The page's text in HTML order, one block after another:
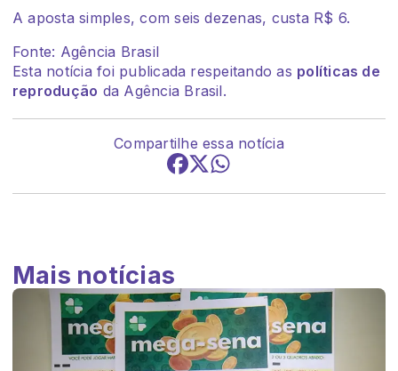
A aposta simples, com seis dezenas, custa R$ 6.
Fonte: Agência Brasil
Esta notícia foi publicada respeitando as políticas de
reprodução da Agência Brasil.
Compartilhe essa notícia
Mais notícias